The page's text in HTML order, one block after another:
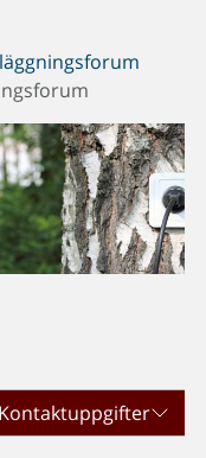
Kontaktuppgifter